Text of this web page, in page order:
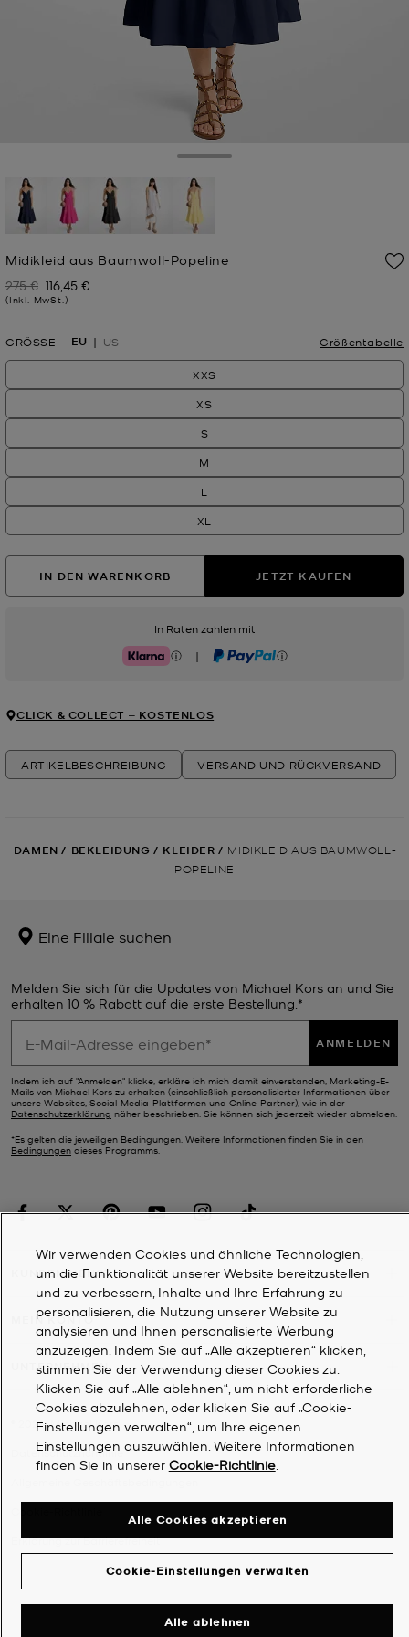
Midikleid aus Baumwoll-Popeline
Zuvor
275 € Jetzt
116,45 €
(Inkl. MwSt.)
GRÖSSE EU US Größentabelle
XXS
XS
S
M
L
XL
IN DEN WARENKORB JETZT KAUFEN
In Raten zahlen mit
Klarna | PayPal
CLICK & COLLECT ‒ KOSTENLOS
ARTIKELBESCHREIBUNG VERSAND UND RÜCKVERSAND
DAMEN / BEKLEIDUNG / KLEIDER / MIDIKLEID AUS BAUMWOLL-
POPELINE
Eine Filiale suchen
Melden Sie sich für die Updates von Michael Kors an und Sie
erhalten 10 % Rabatt auf die erste Bestellung.*
ANMELDEN
Indem ich auf "Anmelden" klicke, erkläre ich mich damit einverstanden, Marketing-E-
Mails von Michael Kors zu erhalten (einschließlich personalisierter Informationen über
unsere Websites, Social-Media-Plattformen und Online-Partner), wie in der
Datenschutzerklärung näher beschrieben. Sie können sich jederzeit wieder abmelden.
*Es gelten die jeweiligen Bedingungen. Weitere Informationen finden Sie in den
Bedingungen dieses Programms.
KUNDENDIENST
MEIN KONTO
UNTERNEHMEN
2026Michael Kors
Datenschutzrichtlinie
Erklärung zur Barrierefreiheit
Wir verwenden Cookies und ähnliche Technologien,
um die Funktionalität unserer Website bereitzustellen
und zu verbessern, Inhalte und Ihre Erfahrung zu
personalisieren, die Nutzung unserer Website zu
analysieren und Ihnen personalisierte Werbung
anzuzeigen. Indem Sie auf „Alle akzeptieren“ klicken,
stimmen Sie der Verwendung dieser Cookies zu.
Klicken Sie auf „Alle ablehnen“, um nicht erforderliche
Cookies abzulehnen, oder klicken Sie auf „Cookie-
Einstellungen verwalten“, um Ihre eigenen
Einstellungen auszuwählen. Weitere Informationen
finden Sie in unserer Cookie-Richtlinie.
Cookie-Einstellungen verwalten
Alle ablehnen
Alle Cookies akzeptieren